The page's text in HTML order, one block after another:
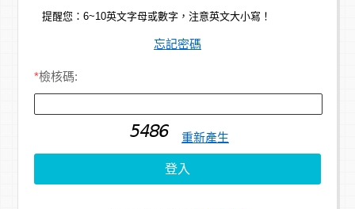
提醒您：6~10英文字母或數字，注意英文大小寫！
忘記密碼
*檢核碼:
重新產生